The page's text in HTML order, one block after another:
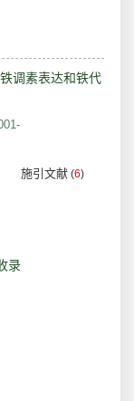
调素表达和铁代
施引文献 (6)
录